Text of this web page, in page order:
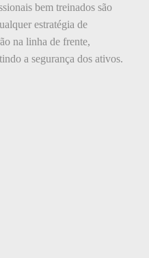
bem treinados são
estratégia de
na linha de frente,
a segurança dos ativos.